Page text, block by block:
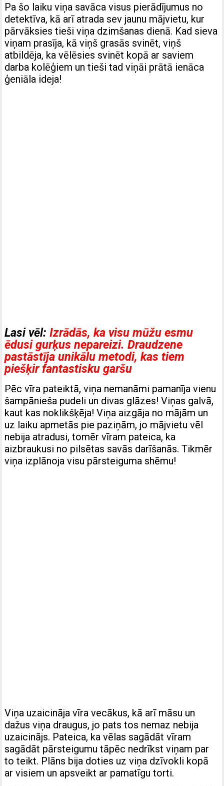
Pa šo laiku viņa savāca visus pierādījumus no
detektīva, kā arī atrada sev jaunu mājvietu, kur
pārvāksies tieši viņa dzimšanas dienā. Kad sieva
viņam prasīja, kā viņš grasās svinēt, viņš
atbildēja, ka vēlēsies svinēt kopā ar saviem
darba kolēģiem un tieši tad viņāi prātā ienāca
ģeniāla ideja!
Lasi vēl:Izrādās, ka visu mūžu esmu
ēdusi gurķus nepareizi. Draudzene
pastāstīja unikālu metodi, kas tiem
piešķir fantastisku garšu
Pēc vīra pateiktā, viņa nemanāmi pamanīja vienu
šampānieša pudeli un divas glāzes! Viņas galvā,
kaut kas noklikšķēja! Viņa aizgāja no mājām un
uz laiku apmetās pie paziņām, jo mājvietu vēl
nebija atradusi, tomēr vīram pateica, ka
aizbraukusi no pilsētas savās darīšanās. Tikmēr
viņa izplānoja visu pārsteiguma shēmu!
Viņa uzaicināja vīra vecākus, kā arī māsu un
dažus viņa draugus, jo pats tos nemaz nebija
uzaicinājs. Pateica, ka vēlas sagādāt vīram
sagādāt pārsteigumu tāpēc nedrīkst viņam par
to teikt. Plāns bija doties uz viņa dzīvokli kopā
ar visiem un apsveikt ar pamatīgu torti.